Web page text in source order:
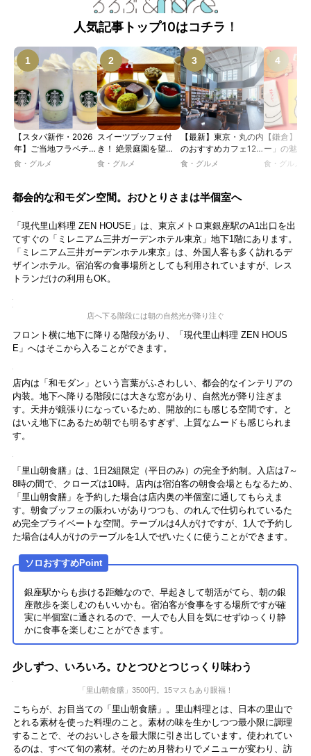
人気記事トップ10はコチラ！
【スタバ新作・2026
年】ご当地フラペチー
ノが新登場！ 地域と
JIMOTO
PROGRAM」が青
動。6種類を飲んで実
食レポート
食・グルメ
スイーツブッフェ付
き！ 絶景庭園を望む
ホテルレストランで味
ツトレンドVol.105】
食・グルメ
【最新】東京・丸の内
のおすすめカフェ12
選｜ひとりでゆったり
るカフェ、優雅なホテ
食・グルメ
【鎌倉】「
ー」の魅力
説！ 定番商
食・グルメ
都会的な和モダン空間。おひとりさまは半個室へ
「現代里山料理 ZEN HOUSE」は、東京メトロ東銀座駅のA1出口を出
てすぐの「ミレニアム三井ガーデンホテル東京」地下1階にあります。
「ミレニアム三井ガーデンホテル東京」は、外国人客も多く訪れるデ
ザインホテル。宿泊客の食事場所としても利用されていますが、レス
トランだけの利用もOK。
店へ下る階段には朝の自然光が降り注ぐ
フロント横に地下に降りる階段があり、「現代里山料理 ZEN HOUS
E」へはそこから入ることができます。
店内は「和モダン」という言葉がふさわしい、都会的なインテリアの
内装。地下へ降りる階段には大きな窓があり、自然光が降り注ぎま
す。天井が鏡張りになっているため、開放的にも感じる空間です。と
はいえ地下にあるため朝でも明るすぎず、上質なムードも感じられま
す。
「里山朝食膳」は、1日2組限定（平日のみ）の完全予約制。入店は7～
8時の間で、クローズは10時。店内は宿泊客の朝食会場ともなるため、
「里山朝食膳」を予約した場合は店内奥の半個室に通してもらえま
す。朝食ブッフェの賑わいがありつつも、のれんで仕切られているた
め完全プライベートな空間。テーブルは4人がけですが、1人で予約し
た場合は4人がけのテーブルを1人でぜいたくに使うことができます。
ソロおすすめPoint
銀座駅からも歩ける距離なので、早起きして朝活がてら、朝の銀
座散歩を楽しむのもいいかも。宿泊客が食事をする場所ですが確
実に半個室に通されるので、一人でも人目を気にせずゆっくり静
かに食事を楽しむことができます。
少しずつ、いろいろ。ひとつひとつじっくり味わう
「里山朝食膳」3500円。15マスもあり眼福！
こちらが、お目当ての「里山朝食膳」。里山料理とは、日本の里山で
とれる素材を使った料理のこと。素材の味を生かしつつ最小限に調理
することで、そのおいしさを最大限に引き出しています。使われてい
るのは、すべて旬の素材。そのため月替わりでメニューが変わり、訪